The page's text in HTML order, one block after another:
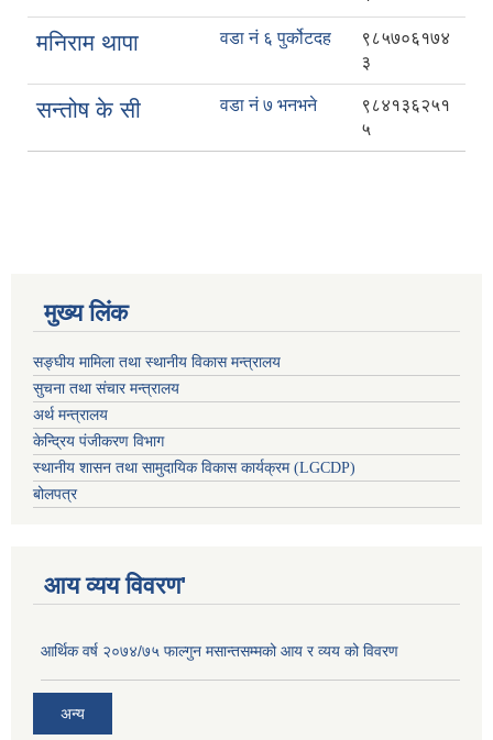
मनिराम थापा वडा नं ६ पुर्कोटदह
९८५७०६१७४
३
सन्तोष के सी वडा नं ७ भनभने
९८४१३६२५१
५
मुख्य लिंक
सङ्घीय मामिला तथा स्थानीय विकास मन्त्रालय
सुचना तथा संचार मन्त्रालय
अर्थ मन्त्रालय
केन्द्रिय पंजीकरण विभाग
स्थानीय शासन तथा सामुदायिक विकास कार्यक्रम (LGCDP)
बोलपत्र
आय व्यय विवरण'
आर्थिक वर्ष २०७४/७५ फाल्गुन मसान्तसम्मको आय र व्यय को विवरण
अन्य